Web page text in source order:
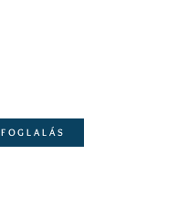
FOGLALÁS